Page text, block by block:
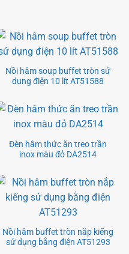
Nồi hâm soup buffet tròn sử
dụng điện 10 lít AT51588
Đèn hâm thức ăn treo trần
inox màu đỏ DA2514
Nồi hâm buffet tròn nắp kiếng
sử dụng bằng điện AT51293